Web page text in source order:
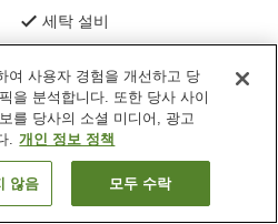
세탁 설비
브카시
아파트먼트 위드 컴포터블 소파
실 보기
여 사용자 경험을 개선하고 당
을 분석합니다. 또한 당사 사이
를 당사의 소셜 미디어, 광고
. 개인 정보 정책
않음 모두 수락